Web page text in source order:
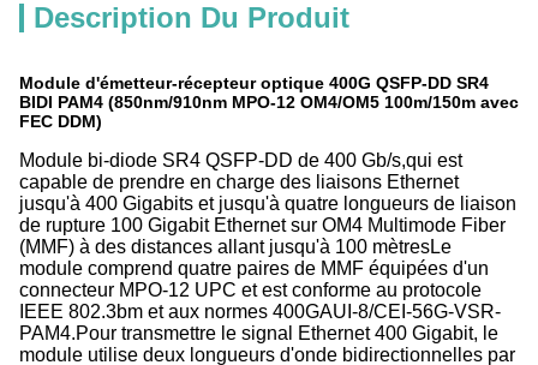
Description Du Produit
Module d'émetteur-récepteur optique 400G QSFP-DD SR4
BIDI PAM4 (850nm/910nm MPO-12 OM4/OM5 100m/150m avec
FEC DDM)
Module bi-diode SR4 QSFP-DD de 400 Gb/s,qui est
capable de prendre en charge des liaisons Ethernet
jusqu'à 400 Gigabits et jusqu'à quatre longueurs de liaison
de rupture 100 Gigabit Ethernet sur OM4 Multimode Fiber
(MMF) à des distances allant jusqu'à 100 mètresLe
module comprend quatre paires de MMF équipées d'un
connecteur MPO-12 UPC et est conforme au protocole
IEEE 802.3bm et aux normes 400GAUI-8/CEI-56G-VSR-
PAM4.Pour transmettre le signal Ethernet 400 Gigabit, le
module utilise deux longueurs d'onde bidirectionnelles par